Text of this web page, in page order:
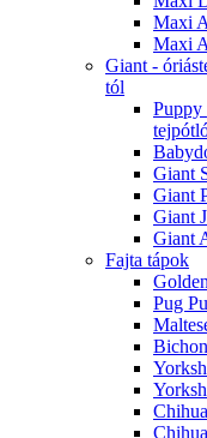
Maxi
Maxi
Giant -
tól
Puppy
Giant
Giant
Giant
Giant
Fajta tápok
Pug